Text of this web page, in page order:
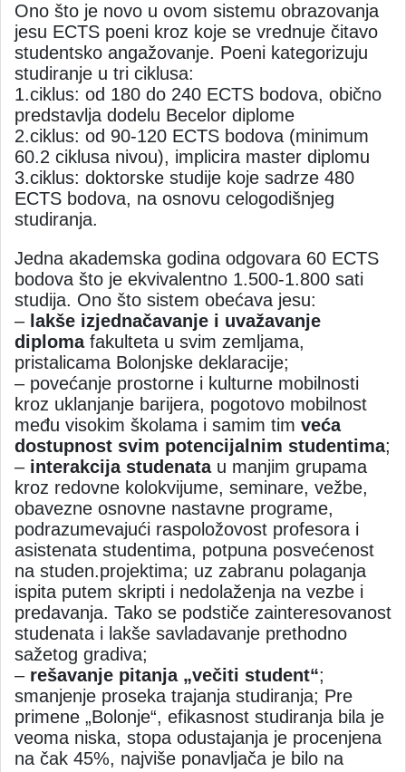
Ono što je novo u ovom sistemu obrazovanja
jesu ECTS poeni kroz koje se vrednuje čitavo
studentsko angažovanje. Poeni kategorizuju
studiranje u tri ciklusa:
1.ciklus: od 180 do 240 ECTS bodova, obično
predstavlja dodelu Becelor diplome
2.ciklus: od 90-120 ECTS bodova (minimum
60.2 ciklusa nivou), implicira master diplomu
3.ciklus: doktorske studije koje sadrze 480
ECTS bodova, na osnovu celogodišnjeg
studiranja.
Jedna akademska godina odgovara 60 ECTS
bodova što je ekvivalentno 1.500-1.800 sati
studija. Ono što sistem obećava jesu:
– lakše izjednačavanje i uvažavanje
diplomafakulteta u svim zemljama,
pristalicama Bolonjske deklaracije;
– povećanje prostorne i kulturne mobilnosti
kroz uklanjanje barijera, pogotovo mobilnost
među visokim školama i samim tim veća
dostupnost svim potencijalnim studentima;
– interakcija studenatau manjim grupama
kroz redovne kolokvijume, seminare, vežbe,
obavezne osnovne nastavne programe,
podrazumevajući raspoložovost profesora i
asistenata studentima, potpuna posvećenost
na studen.projektima; uz zabranu polaganja
ispita putem skripti i nedolaženja na vezbe i
predavanja. Tako se podstiče zainteresovanost
studenata i lakše savladavanje prethodno
sažetog gradiva;
– rešavanje pitanja „večiti student“;
smanjenje proseka trajanja studiranja; Pre
primene „Bolonje“, efikasnost studiranja bila je
veoma niska, stopa odustajanja je procenjena
na čak 45%, najviše ponavljača je bilo na